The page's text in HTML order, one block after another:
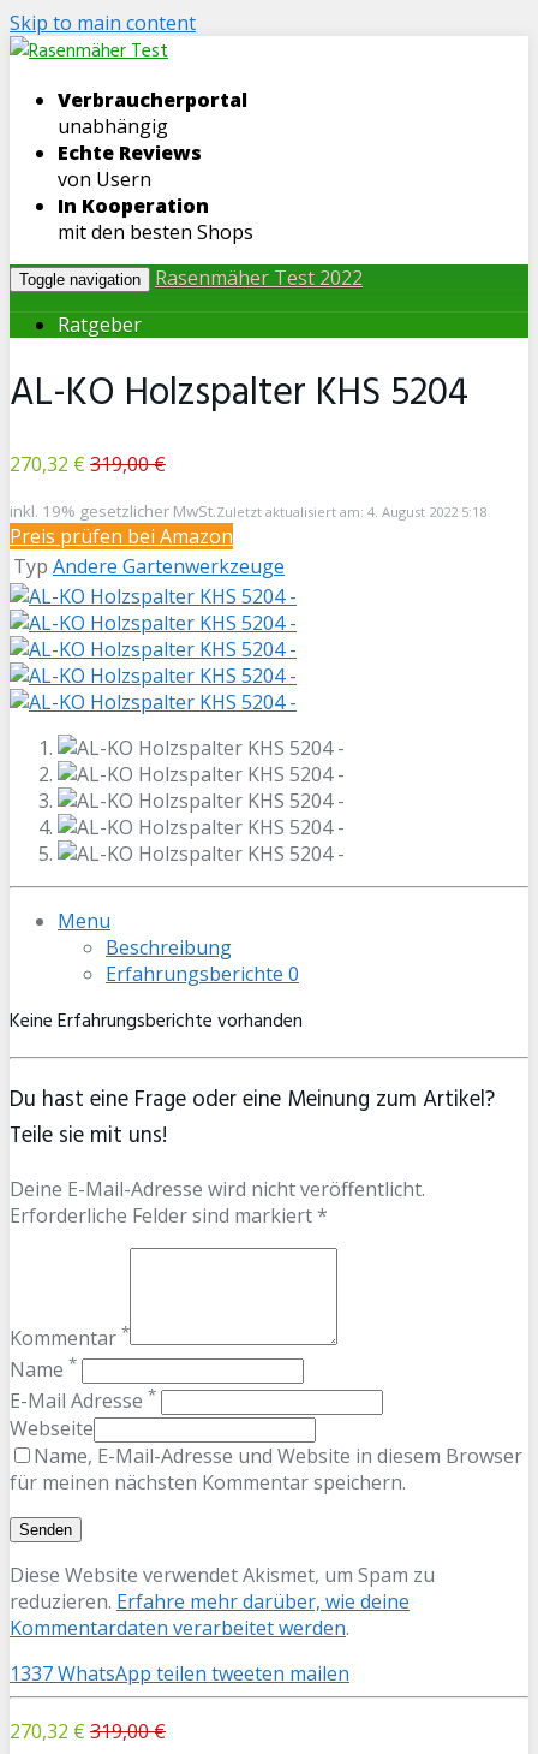
Skip to main content
Verbraucherportal
unabhängig
Echte Reviews
von Usern
In Kooperation
mit den besten Shops
Toggle navigation
Rasenmäher Test 2022
Ratgeber
AL-KO Holzspalter KHS 5204
270,32 € 319,00 €
inkl. 19% gesetzlicher MwSt.Zuletzt aktualisiert am: 4. August 2022 5:18
Preis prüfen bei Amazon
Typ Andere Gartenwerkzeuge
Menu
Beschreibung
Erfahrungsberichte 0
Keine Erfahrungsberichte vorhanden
Du hast eine Frage oder eine Meinung zum Artikel?
Teile sie mit uns!
Deine E-Mail-Adresse wird nicht veröffentlicht.
Erforderliche Felder sind markiert *
Kommentar *
Name *
E-Mail Adresse *
Webseite
Name, E-Mail-Adresse und Website in diesem Browser
für meinen nächsten Kommentar speichern.
Diese Website verwendet Akismet, um Spam zu
reduzieren. Erfahre mehr darüber, wie deine
Kommentardaten verarbeitet werden.
1337WhatsApp teilen tweeten mailen
270,32 € 319,00 €